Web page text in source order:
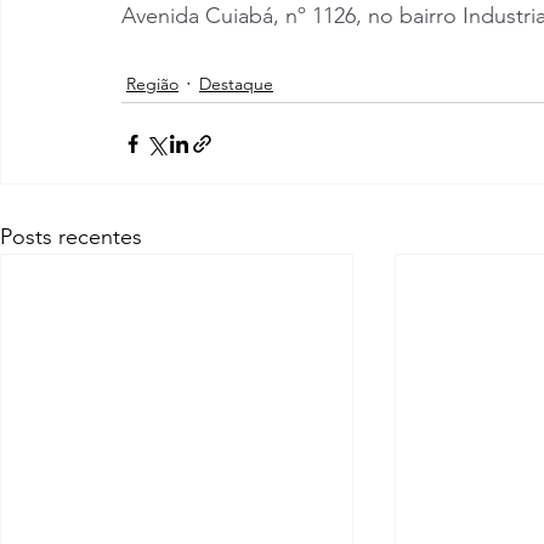
Avenida Cuiabá, nº 1126, no bairro
Região Destaque
Posts recentes